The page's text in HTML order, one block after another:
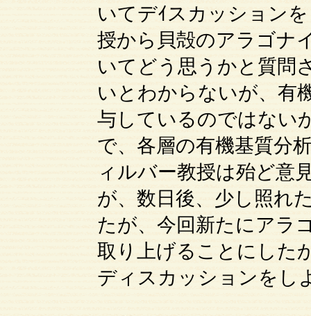
いてデｲスカッション
授から貝殻のアラゴナ
いてどう思うかと質問
いとわからないが、有
与しているのではない
で、各層の有機基質分
ィルバー教授は殆ど意
が、数日後、少し照れ
たが、今回新たにアラ
取り上げることにした
ディスカッションをし